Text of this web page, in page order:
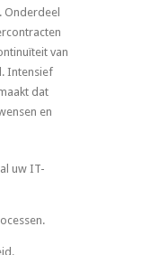
Onderdeel
van
Intensief
dat
en
uw IT-